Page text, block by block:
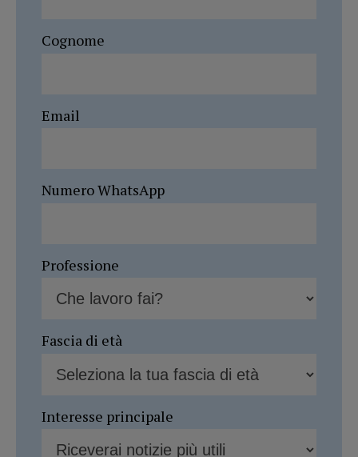
Cognome
Email
Numero WhatsApp
Professione
Fascia di età
Interesse principale